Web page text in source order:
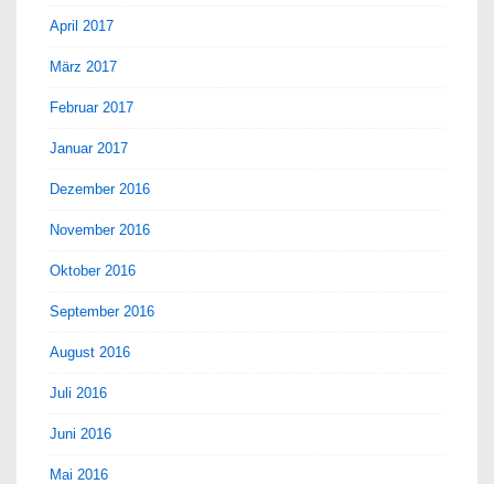
April 2017
März 2017
Februar 2017
Januar 2017
Dezember 2016
November 2016
Oktober 2016
September 2016
August 2016
Juli 2016
Juni 2016
Mai 2016